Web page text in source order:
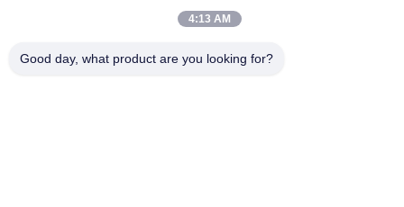
Política de Privacidade | Mapa do Site
| China bom Qualidade
4:13 AM
Good day, what product are you looking for?